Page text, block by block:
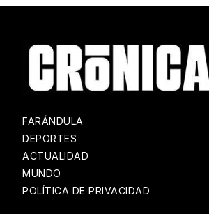
FARÁNDULA
DEPORTES
ACTUALIDAD
MUNDO
POLÍTICA DE PRIVACIDAD